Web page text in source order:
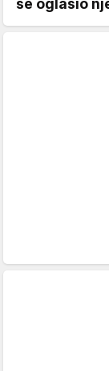
se oglasio